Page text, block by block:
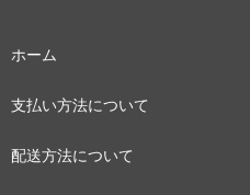
ホーム
支払い方法について
配送方法について